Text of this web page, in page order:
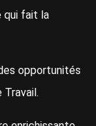
qui fait la
opportunités
Travail.